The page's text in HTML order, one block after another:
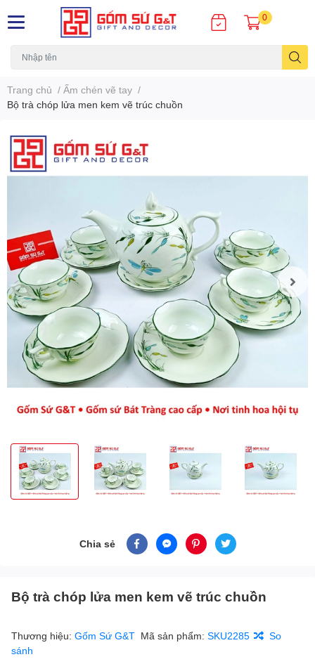
0
Trang chủ / Ấm chén vẽ tay /
Bộ trà chóp lửa men kem vẽ trúc chuồn
Chia sẻ
Bộ trà chóp lửa men kem vẽ trúc chuồn
Thương hiệu: Gốm Sứ G&T Mã sản phẩm: SKU2285
So
sánh